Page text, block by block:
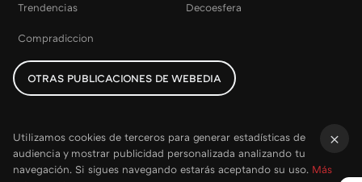
Trendencias Decoesfera
Compradiccion
OTRAS PUBLICACIONES DE WEBEDIA
Utilizamos cookies de terceros para generar estadísticas de
audiencia y mostrar publicidad personalizada analizando tu
navegación. Si sigues navegando estarás aceptando su uso. Más